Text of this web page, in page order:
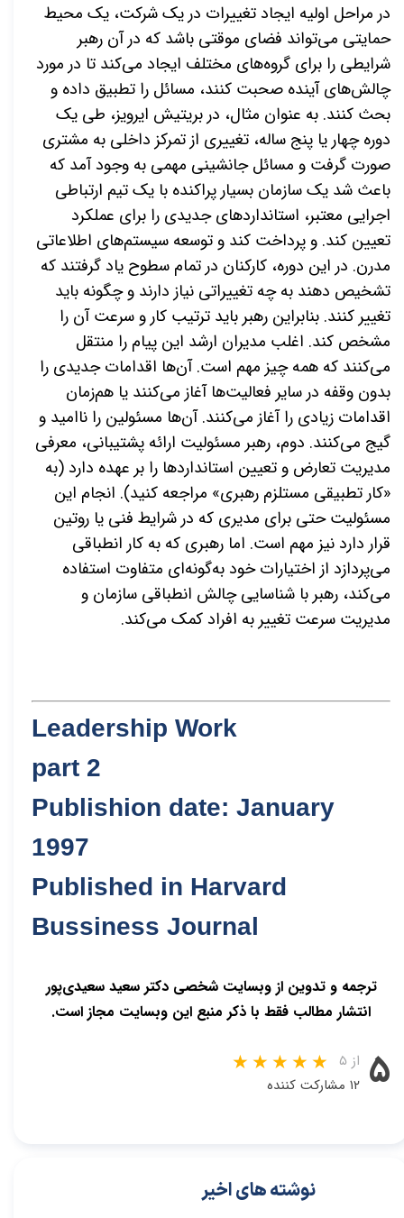
در مراحل اولیه ایجاد تغییرات در یک شرکت، یک محیط
حمایتی می‌تواند فضای موقتی باشد که در آن رهبر
شرایطی را برای گروه‌های مختلف ایجاد می‌کند تا در مورد
چالش‌های آینده صحبت کنند، مسائل را تطبیق داده و
بحث کنند. به عنوان مثال، در بریتیش ایرویز، طی یک
دوره چهار یا پنج ساله، تغییری از تمرکز داخلی به مشتری
صورت گرفت و مسائل جانشینی مهمی به وجود آمد که
باعث شد یک سازمان بسیار پراکنده با یک تیم ارتباطی
اجرایی معتبر، استانداردهای جدیدی را برای عملکرد
تعیین کند. و پرداخت کند و توسعه سیستم‌های اطلاعاتی
مدرن. در این دوره، کارکنان در تمام سطوح یاد گرفتند که
تشخیص دهند به چه تغییراتی نیاز دارند و چگونه باید
تغییر کنند. بنابراین رهبر باید ترتیب کار و سرعت آن را
مشخص کند. اغلب مدیران ارشد این پیام را منتقل
می‌کنند که همه چیز مهم است. آن‌ها اقدامات جدیدی را
بدون وقفه در سایر فعالیت‌ها آغاز می‌کنند یا هم‌زمان
اقدامات زیادی را آغاز می‌کنند. آن‌ها مسئولین را ناامید و
گیج می‌کنند. دوم، رهبر مسئولیت ارائه پشتیبانی، معرفی
مدیریت تعارض و تعیین استانداردها را بر عهده دارد (به
«کار تطبیقی ​​مستلزم رهبری» مراجعه کنید). انجام این
مسئولیت حتی برای مدیری که در شرایط فنی یا روتین
قرار دارد نیز مهم است. اما رهبری که به کار انطباقی
می‌پردازد از اختیارات خود به‌گونه‌ای متفاوت استفاده
می‌کند، رهبر با شناسایی چالش انطباقی سازمان و
مدیریت سرعت تغییر به افراد کمک می‌کند.
Leadership Work
part 2
Publishion date: January
1997
Published in Harvard
Bussiness Journal
ترجمه و تدوین از وبسایت شخصی دکتر سعید سعیدی‌پور
انتشار مطالب فقط با ذکر منبع این وبسایت مجاز است.
۵ از ۵
۱۲ مشارکت کننده
نوشته های اخیر